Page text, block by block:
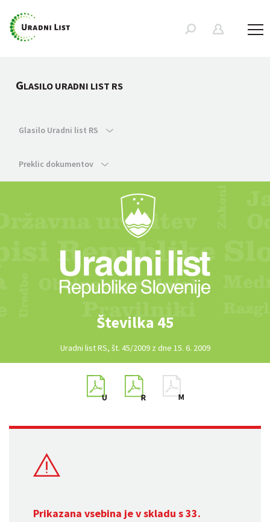
GLASILO URADNI LIST RS
Glasilo Uradni list RS
Preklic dokumentov
Številka 45
Uradni list RS, št. 45/2009 z dne 15. 6. 2009
Prikazana vsebina je v skladu s 33.